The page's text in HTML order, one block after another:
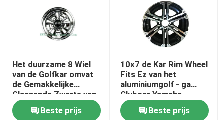
Het duurzame 8 Wiel
van de Golfkar omvat
de Gemakkelijke
Glanzende Zwarte van
de Installatie Diepe
SchotelBeste prijs
10x7 de Kar Rim Wheel
Fits Ez van het
aluminiumgolf - ga
Clubcar Yamaha
Tomberlin Harley
Beste prijs